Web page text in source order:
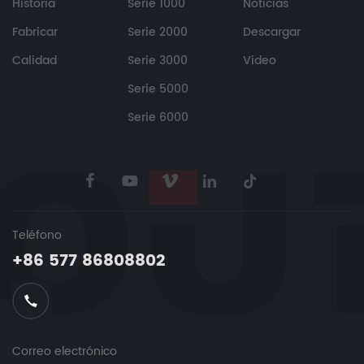
Fabricar
Calidad
Serie 2000
Serie 3000
Serie 5000
Serie 6000
Descargar
Video
Teléfono
+86 577 86808802
Correo electrónico